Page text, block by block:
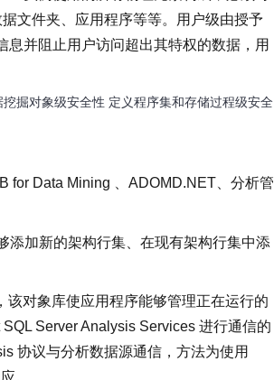
文件夹、应用程序等等。用户级由授予
并阻止用户访问超出其特权的数据，用
掘对象级安全性 定义程序集和存储过程级安全
for Data Mining 、ADOMD.NET、分析管
添加新的架构行集、在现有架构行集中添
对象库使应用程序能够管理正在运行的
Server Analysis Services 进行通信的
协议与分析数据源通信，方法为使用
。